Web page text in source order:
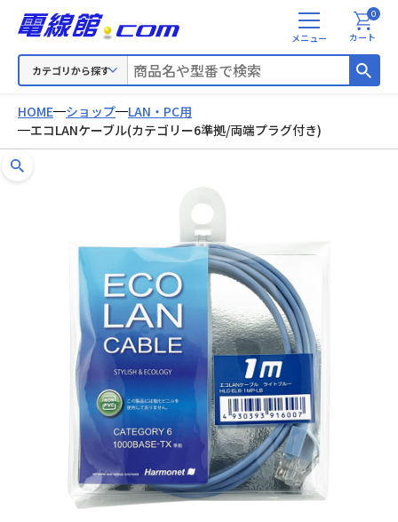
カテゴリから探す
メ
ニ
カート
0
HOME ショップ
LAN・PC用
エコLANケーブル(カテゴリー6準拠/両端プラグ付き)